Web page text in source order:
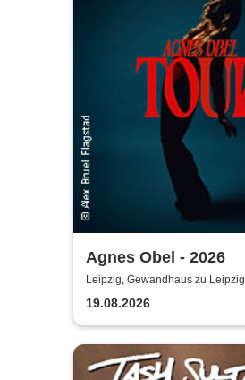
Agnes Obel - 2026
Leipzig, Gewandhaus zu Leipzig
19.08.2026